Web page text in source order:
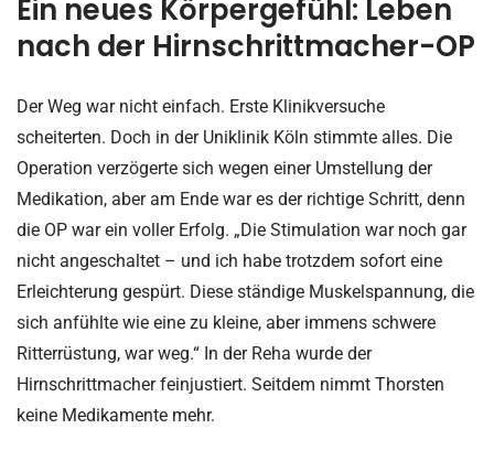
Ein neues Körpergefühl: Leben
nach der Hirnschrittmacher-OP
Der Weg war nicht einfach. Erste Klinikversuche
scheiterten. Doch in der Uniklinik Köln stimmte alles. Die
Operation verzögerte sich wegen einer Umstellung der
Medikation, aber am Ende war es der richtige Schritt, denn
die OP war ein voller Erfolg. „Die Stimulation war noch gar
nicht angeschaltet – und ich habe trotzdem sofort eine
Erleichterung gespürt. Diese ständige Muskelspannung, die
sich anfühlte wie eine zu kleine, aber immens schwere
Ritterrüstung, war weg.“ In der Reha wurde der
Hirnschrittmacher feinjustiert. Seitdem nimmt Thorsten
keine Medikamente mehr.